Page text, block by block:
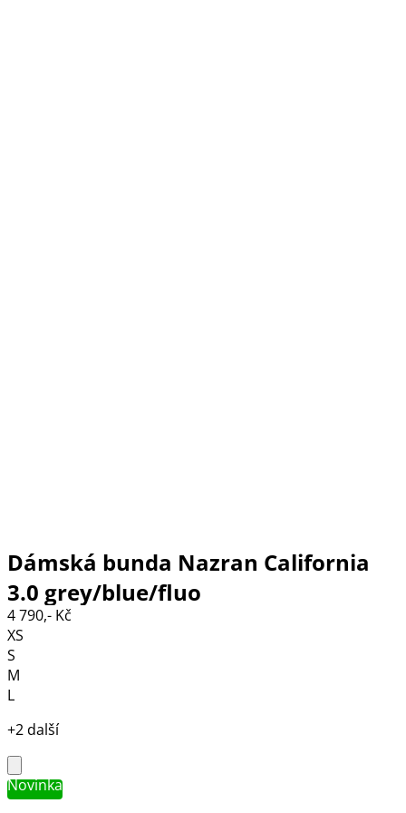
Dámská bunda Nazran California
3.0 grey/blue/fluo
4 790,- Kč
XS
S
M
L
+2 další
Novinka